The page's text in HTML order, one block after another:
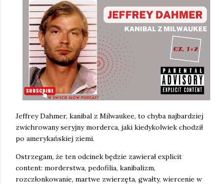
Jeffrey Dahmer, kanibal z Milwaukee, to chyba najbardziej
zwichrowany seryjny morderca, jaki kiedykolwiek chodził
po amerykańskiej ziemi.
Ostrzegam, że ten odcinek będzie zawierał explicit
content: morderstwa, pedofilia, kanibalizm,
rozczłonkowanie, martwe zwierzęta, gwałty, wiercenie w